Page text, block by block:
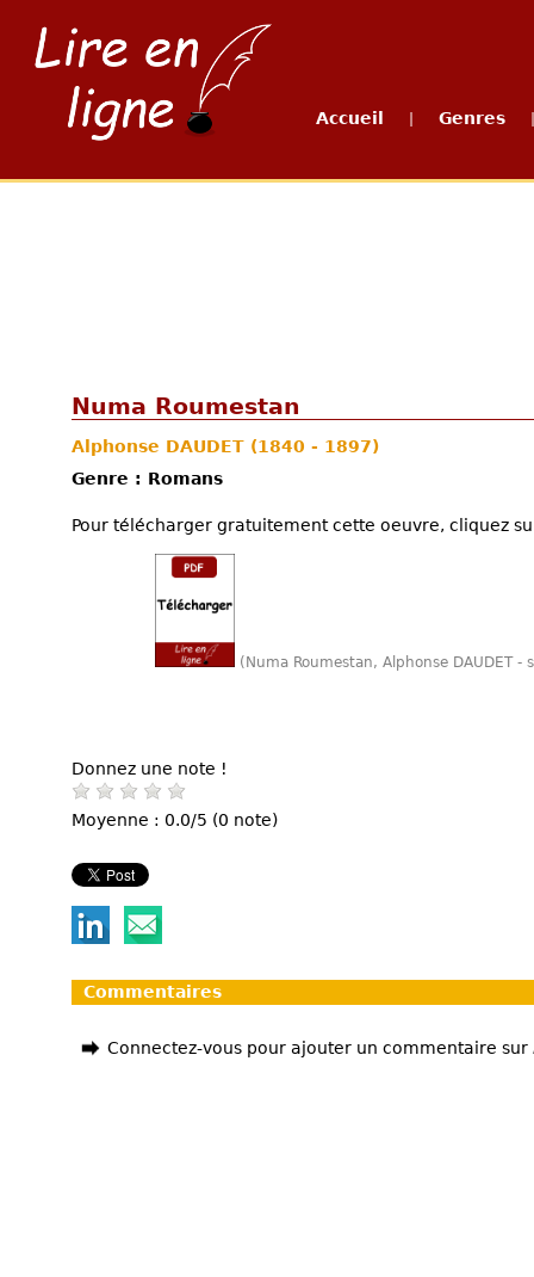
Accueil Genres
Numa Roumestan
Alphonse DAUDET (1840 - 1897)
Genre : Romans
Pour télécharger gratuitement cette oeuvre, cliquez
(Numa Roumestan, Alphonse DAUDET
Donnez une note !
Moyenne : 0.0/5 (0 note)
Commentaires
Connectez-vous pour ajouter un commentaire sur